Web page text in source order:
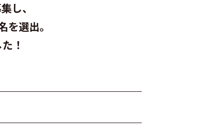
し、
選出。
！